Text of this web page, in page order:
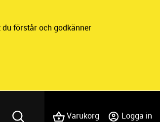
förstår och godkänner
Varukorg Logga in